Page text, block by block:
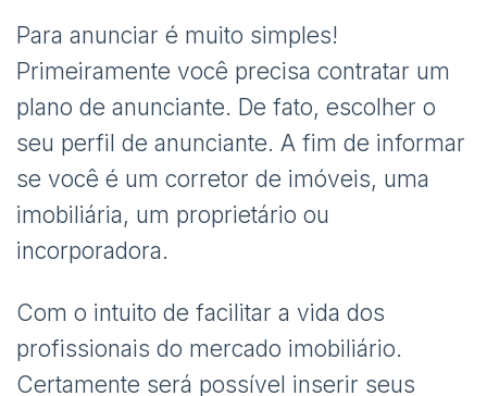
Para anunciar é muito simples!
Primeiramente você precisa contratar um
plano de anunciante. De fato, escolher o
seu perfil de anunciante. A fim de informar
se você é um corretor de imóveis, uma
imobiliária, um proprietário ou
incorporadora.
Com o intuito de facilitar a vida dos
profissionais do mercado imobiliário.
Certamente será possível inserir seus